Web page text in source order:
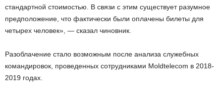
стандартной стоимостью. В связи с этим существует разумное
предположение, что фактически были оплачены билеты для
четырех человек», — сказал чиновник.
Разоблачение стало возможным после анализа служебных
командировок, проведенных сотрудниками Moldtelecom в 2018-
2019 годах.